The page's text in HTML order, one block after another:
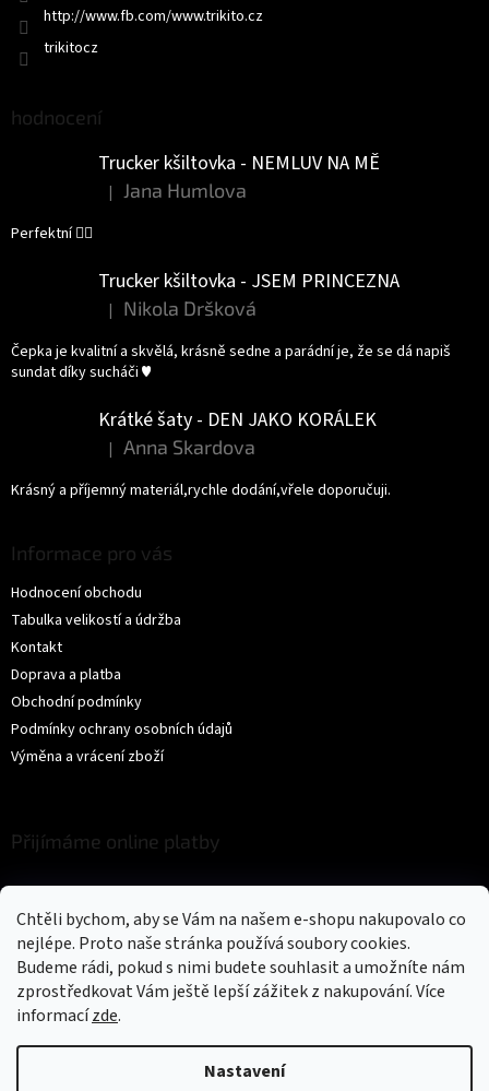
Chtěli bychom, aby se Vám na našem e-shopu nakupovalo co
nejlépe. Proto naše stránka používá soubory cookies.
Budeme rádi, pokud s nimi budete souhlasit a umožníte nám
zprostředkovat Vám ještě lepší zážitek z nakupování.Více
informacízde.
Nastavení
http://www.fb.com/www.trikito.cz
trikitocz
hodnocení
Trucker kšiltovka - NEMLUV NA MĚ
Hodnocení produktu je 5 z 5 hvězdiček.
| Jana Humlova
Perfektní 👌🏻
Trucker kšiltovka - JSEM PRINCEZNA
Hodnocení produktu je 5 z 5 hvězdiček.
| Nikola Dršková
Čepka je kvalitní a skvělá, krásně sedne a parádní je, že se dá napiš
sundat díky sucháči ♥️
Krátké šaty - DEN JAKO KORÁLEK
Hodnocení produktu je 5 z 5 hvězdiček.
| Anna Skardova
Krásný a příjemný materiál,rychle dodání,vřele doporučuji.
Informace pro vás
Hodnocení obchodu
Tabulka velikostí a údržba
Kontakt
Doprava a platba
Obchodní podmínky
Podmínky ochrany osobních údajů
Výměna a vrácení zboží
Přijímáme online platby
Vytvořil Shoptet
. Všechna práva vyhrazena.
cookies